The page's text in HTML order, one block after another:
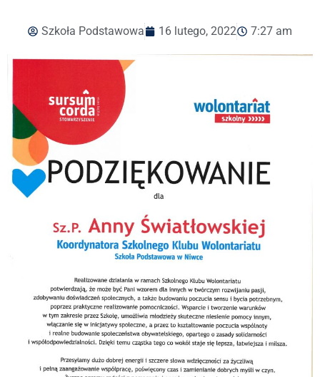
Szkoła Podstawowa 16 lutego, 2022 7:27 am